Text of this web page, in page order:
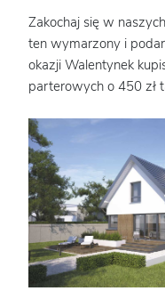
Zakochaj się w
ten wymarzony i
okazji Walentynek
parterowych o 450 zł